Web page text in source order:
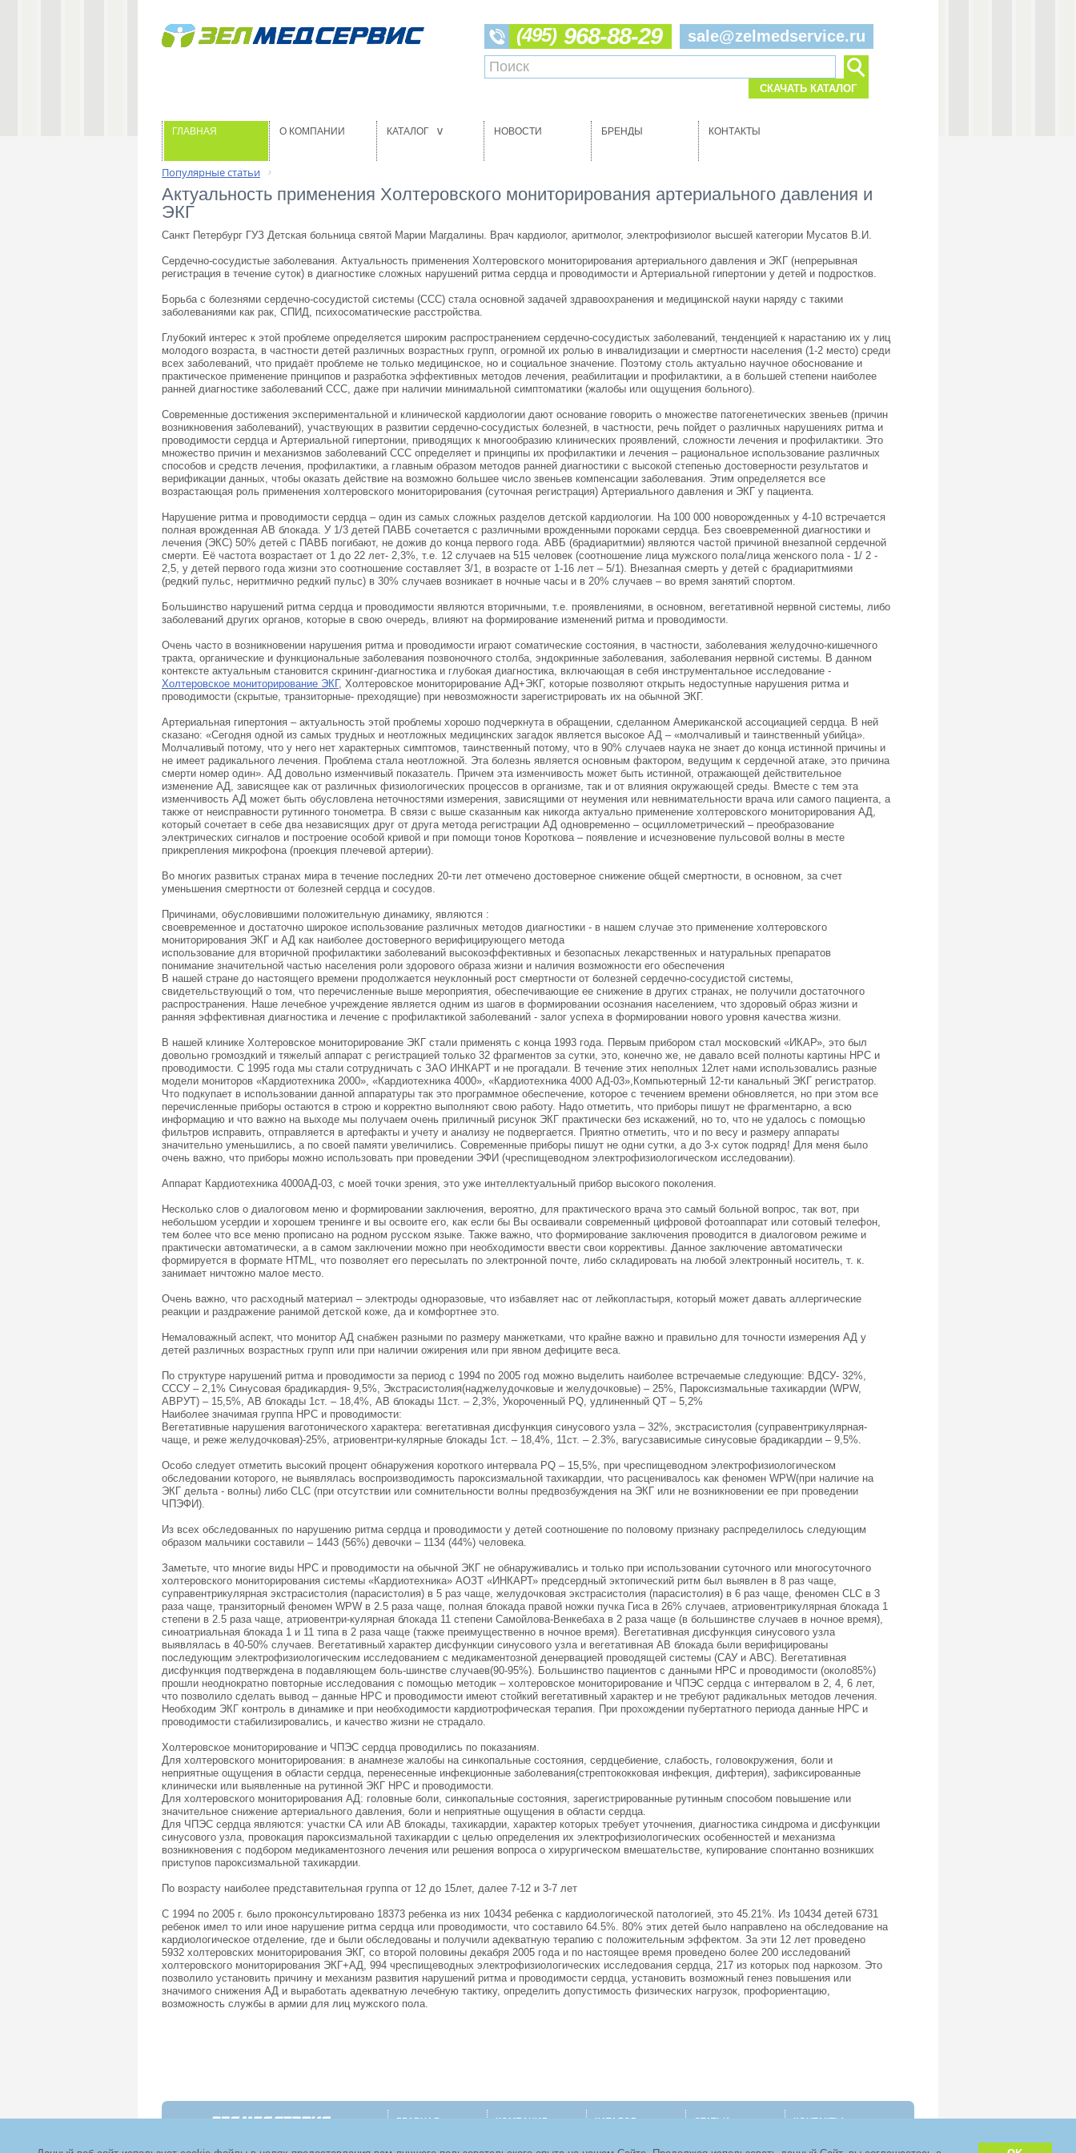
(495) 968-88-29 sale@zelmedservice.ru
СКАЧАТЬ КАТАЛОГ
Популярные статьи ›
Актуальность применения Холтеровского мониторирования артериального давления и
ЭКГ
ГЛАВНАЯ О КОМПАНИИ КАТАЛОГ > НОВОСТИ БРЕНДЫ КОНТАКТЫ
Санкт Петербург ГУЗ Детская больница святой Марии Магдалины. Врач кардиолог, аритмолог, электрофизиолог высшей категории Мусатов В.И.
Сердечно-сосудистые заболевания. Актуальность применения Холтеровского мониторирования артериального давления и ЭКГ (непрерывная
регистрация в течение суток) в диагностике сложных нарушений ритма сердца и проводимости и Артериальной гипертонии у детей и подростков.
Борьба с болезнями сердечно-сосудистой системы (ССС) стала основной задачей здравоохранения и медицинской науки наряду с такими
заболеваниями как рак, СПИД, психосоматические расстройства.
Глубокий интерес к этой проблеме определяется широким распространением сердечно-сосудистых заболеваний, тенденцией к нарастанию их у лиц
молодого возраста, в частности детей различных возрастных групп, огромной их ролью в инвалидизации и смертности населения (1-2 место) среди
всех заболеваний, что придаёт проблеме не только медицинское, но и социальное значение. Поэтому столь актуально научное обоснование и
практическое применение принципов и разработка эффективных методов лечения, реабилитации и профилактики, а в большей степени наиболее
ранней диагностике заболеваний ССС, даже при наличии минимальной симптоматики (жалобы или ощущения больного).
Современные достижения экспериментальной и клинической кардиологии дают основание говорить о множестве патогенетических звеньев (причин
возникновения заболеваний), участвующих в развитии сердечно-сосудистых болезней, в частности, речь пойдет о различных нарушениях ритма и
проводимости сердца и Артериальной гипертонии, приводящих к многообразию клинических проявлений, сложности лечения и профилактики. Это
множество причин и механизмов заболеваний ССС определяет и принципы их профилактики и лечения – рациональное использование различных
способов и средств лечения, профилактики, а главным образом методов ранней диагностики с высокой степенью достоверности результатов и
верификации данных, чтобы оказать действие на возможно большее число звеньев компенсации заболевания. Этим определяется все
возрастающая роль применения холтеровского мониторирования (суточная регистрация) Артериального давления и ЭКГ у пациента.
Нарушение ритма и проводимости сердца – один из самых сложных разделов детской кардиологии. На 100 000 новорожденных у 4-10 встречается
полная врожденная АВ блокада. У 1/3 детей ПАВБ сочетается с различными врожденными пороками сердца. Без своевременной диагностики и
лечения (ЭКС) 50% детей с ПАВБ погибают, не дожив до конца первого года. АВБ (брадиаритмии) являются частой причиной внезапной сердечной
смерти. Её частота возрастает от 1 до 22 лет- 2,3%, т.е. 12 случаев на 515 человек (соотношение лица мужского пола/лица женского пола - 1/ 2 -
2,5, у детей первого года жизни это соотношение составляет 3/1, в возрасте от 1-16 лет – 5/1). Внезапная смерть у детей с брадиаритмиями
(редкий пульс, неритмично редкий пульс) в 30% случаев возникает в ночные часы и в 20% случаев – во время занятий спортом.
Большинство нарушений ритма сердца и проводимости являются вторичными, т.е. проявлениями, в основном, вегетативной нервной системы, либо
заболеваний других органов, которые в свою очередь, влияют на формирование изменений ритма и проводимости.
Очень часто в возникновении нарушения ритма и проводимости играют соматические состояния, в частности, заболевания желудочно-кишечного
тракта, органические и функциональные заболевания позвоночного столба, эндокринные заболевания, заболевания нервной системы. В данном
контексте актуальным становится скрининг-диагностика и глубокая диагностика, включающая в себя инструментальное исследование -
Холтеровское мониторирование ЭКГ, Холтеровское мониторирование АД+ЭКГ, которые позволяют открыть недоступные нарушения ритма и
проводимости (скрытые, транзиторные- преходящие) при невозможности зарегистрировать их на обычной ЭКГ.
Артериальная гипертония – актуальность этой проблемы хорошо подчеркнута в обращении, сделанном Американской ассоциацией сердца. В ней
сказано: «Сегодня одной из самых трудных и неотложных медицинских загадок является высокое АД – «молчаливый и таинственный убийца».
Молчаливый потому, что у него нет характерных симптомов, таинственный потому, что в 90% случаев наука не знает до конца истинной причины и
не имеет радикального лечения. Проблема стала неотложной. Эта болезнь является основным фактором, ведущим к сердечной атаке, это причина
смерти номер один». АД довольно изменчивый показатель. Причем эта изменчивость может быть истинной, отражающей действительное
изменение АД, зависящее как от различных физиологических процессов в организме, так и от влияния окружающей среды. Вместе с тем эта
изменчивость АД может быть обусловлена неточностями измерения, зависящими от неумения или невнимательности врача или самого пациента, а
также от неисправности рутинного тонометра. В связи с выше сказанным как никогда актуально применение холтеровского мониторирования АД,
который сочетает в себе два независящих друг от друга метода регистрации АД одновременно – осциллометрический – преобразование
электрических сигналов и построение особой кривой и при помощи тонов Короткова – появление и исчезновение пульсовой волны в месте
прикрепления микрофона (проекция плечевой артерии).
Во многих развитых странах мира в течение последних 20-ти лет отмечено достоверное снижение общей смертности, в основном, за счет
уменьшения смертности от болезней сердца и сосудов.
Причинами, обусловившими положительную динамику, являются :
своевременное и достаточно широкое использование различных методов диагностики - в нашем случае это применение холтеровского
мониторирования ЭКГ и АД как наиболее достоверного верифицирующего метода
использование для вторичной профилактики заболеваний высокоэффективных и безопасных лекарственных и натуральных препаратов
понимание значительной частью населения роли здорового образа жизни и наличия возможности его обеспечения
В нашей стране до настоящего времени продолжается неуклонный рост смертности от болезней сердечно-сосудистой системы,
свидетельствующий о том, что перечисленные выше мероприятия, обеспечивающие ее снижение в других странах, не получили достаточного
распространения. Наше лечебное учреждение является одним из шагов в формировании осознания населением, что здоровый образ жизни и
ранняя эффективная диагностика и лечение с профилактикой заболеваний - залог успеха в формировании нового уровня качества жизни.
В нашей клинике Холтеровское мониторирование ЭКГ стали применять с конца 1993 года. Первым прибором стал московский «ИКАР», это был
довольно громоздкий и тяжелый аппарат с регистрацией только 32 фрагментов за сутки, это, конечно же, не давало всей полноты картины НРС и
проводимости. С 1995 года мы стали сотрудничать с ЗАО ИНКАРТ и не прогадали. В течение этих неполных 12лет нами использовались разные
модели мониторов «Кардиотехника 2000», «Кардиотехника 4000», «Кардиотехника 4000 АД-03»,Компьютерный 12-ти канальный ЭКГ регистратор.
Что подкупает в использовании данной аппаратуры так это программное обеспечение, которое с течением времени обновляется, но при этом все
перечисленные приборы остаются в строю и корректно выполняют свою работу. Надо отметить, что приборы пишут не фрагментарно, а всю
информацию и что важно на выходе мы получаем очень приличный рисунок ЭКГ практически без искажений, но то, что не удалось с помощью
фильтров исправить, отправляется в артефакты и учету и анализу не подвергается. Приятно отметить, что и по весу и размеру аппараты
значительно уменьшились, а по своей памяти увеличились. Современные приборы пишут не одни сутки, а до 3-х суток подряд! Для меня было
очень важно, что приборы можно использовать при проведении ЭФИ (чреспищеводном электрофизиологическом исследовании).
Аппарат Кардиотехника 4000АД-03, с моей точки зрения, это уже интеллектуальный прибор высокого поколения.
Несколько слов о диалоговом меню и формировании заключения, вероятно, для практического врача это самый больной вопрос, так вот, при
небольшом усердии и хорошем тренинге и вы освоите его, как если бы Вы осваивали современный цифровой фотоаппарат или сотовый телефон,
тем более что все меню прописано на родном русском языке. Также важно, что формирование заключения проводится в диалоговом режиме и
практически автоматически, а в самом заключении можно при необходимости ввести свои коррективы. Данное заключение автоматически
формируется в формате HTML, что позволяет его пересылать по электронной почте, либо складировать на любой электронный носитель, т. к.
занимает ничтожно малое место.
Очень важно, что расходный материал – электроды одноразовые, что избавляет нас от лейкопластыря, который может давать аллергические
реакции и раздражение ранимой детской коже, да и комфортнее это.
Немаловажный аспект, что монитор АД снабжен разными по размеру манжетками, что крайне важно и правильно для точности измерения АД у
детей различных возрастных групп или при наличии ожирения или при явном дефиците веса.
По структуре нарушений ритма и проводимости за период с 1994 по 2005 год можно выделить наиболее встречаемые следующие: ВДСУ- 32%,
СССУ – 2,1% Синусовая брадикардия- 9,5%, Экстрасистолия(наджелудочковые и желудочковые) – 25%, Пароксизмальные тахикардии (WPW,
АВРУТ) – 15,5%, АВ блокады 1ст. – 18,4%, АВ блокады 11ст. – 2,3%, Укороченный PQ, удлиненный QT – 5,2%
Наиболее значимая группа НРС и проводимости:
Вегетативные нарушения ваготонического характера: вегетативная дисфункция синусового узла – 32%, экстрасистолия (суправентрикулярная-
чаще, и реже желудочковая)-25%, атриовентри-кулярные блокады 1ст. – 18,4%, 11ст. – 2.3%, вагусзависимые синусовые брадикардии – 9,5%.
Особо следует отметить высокий процент обнаружения короткого интервала PQ – 15,5%, при чреспищеводном электрофизиологическом
обследовании которого, не выявлялась воспроизводимость пароксизмальной тахикардии, что расценивалось как феномен WPW(при наличие на
ЭКГ дельта - волны) либо CLC (при отсутствии или сомнительности волны предвозбуждения на ЭКГ или не возникновении ее при проведении
ЧПЭФИ).
Из всех обследованных по нарушению ритма сердца и проводимости у детей соотношение по половому признаку распределилось следующим
образом мальчики составили – 1443 (56%) девочки – 1134 (44%) человека.
Заметьте, что многие виды НРС и проводимости на обычной ЭКГ не обнаруживались и только при использовании суточного или многосуточного
холтеровского мониторирования системы «Кардиотехника» АОЗТ «ИНКАРТ» предсердный эктопический ритм был выявлен в 8 раз чаще,
суправентрикулярная экстрасистолия (парасистолия) в 5 раз чаще, желудочковая экстрасистолия (парасистолия) в 6 раз чаще, феномен CLC в 3
раза чаще, транзиторный феномен WPW в 2.5 раза чаще, полная блокада правой ножки пучка Гиса в 26% случаев, атриовентрикулярная блокада 1
степени в 2.5 раза чаще, атриовентри-кулярная блокада 11 степени Самойлова-Венкебаха в 2 раза чаще (в большинстве случаев в ночное время),
синоатриальная блокада 1 и 11 типа в 2 раза чаще (также преимущественно в ночное время). Вегетативная дисфункция синусового узла
выявлялась в 40-50% случаев. Вегетативный характер дисфункции синусового узла и вегетативная АВ блокада были верифицированы
последующим электрофизиологическим исследованием с медикаментозной денервацией проводящей системы (САУ и АВС). Вегетативная
дисфункция подтверждена в подавляющем боль-шинстве случаев(90-95%). Большинство пациентов с данными НРС и проводимости (около85%)
прошли неоднократно повторные исследования с помощью методик – холтеровское мониторирование и ЧПЭС сердца с интервалом в 2, 4, 6 лет,
что позволило сделать вывод – данные НРС и проводимости имеют стойкий вегетативный характер и не требуют радикальных методов лечения.
Необходим ЭКГ контроль в динамике и при необходимости кардиотрофическая терапия. При прохождении пубертатного периода данные НРС и
проводимости стабилизировались, и качество жизни не страдало.
Холтеровское мониторирование и ЧПЭС сердца проводились по показаниям.
Для холтеровского мониторирования: в анамнезе жалобы на синкопальные состояния, сердцебиение, слабость, головокружения, боли и
неприятные ощущения в области сердца, перенесенные инфекционные заболевания(стрептококковая инфекция, дифтерия), зафиксированные
клинически или выявленные на рутинной ЭКГ НРС и проводимости.
Для холтеровского мониторирования АД: головные боли, синкопальные состояния, зарегистрированные рутинным способом повышение или
значительное снижение артериального давления, боли и неприятные ощущения в области сердца.
Для ЧПЭС сердца являются: участки СА или АВ блокады, тахикардии, характер которых требует уточнения, диагностика синдрома и дисфункции
синусового узла, провокация пароксизмальной тахикардии с целью определения их электрофизиологических особенностей и механизма
возникновения с подбором медикаментозного лечения или решения вопроса о хирургическом вмешательстве, купирование спонтанно возникших
приступов пароксизмальной тахикардии.
По возрасту наиболее представительная группа от 12 до 15лет, далее 7-12 и 3-7 лет
С 1994 по 2005 г. было проконсультировано 18373 ребенка из них 10434 ребенка с кардиологической патологией, это 45.21%. Из 10434 детей 6731
ребенок имел то или иное нарушение ритма сердца или проводимости, что составило 64.5%. 80% этих детей было направлено на обследование на
кардиологическое отделение, где и были обследованы и получили адекватную терапию с положительным эффектом. За эти 12 лет проведено
5932 холтеровских мониторирования ЭКГ, со второй половины декабря 2005 года и по настоящее время проведено более 200 исследований
холтеровского мониторирования ЭКГ+АД, 994 чреспищеводных электрофизиологических исследования сердца, 217 из которых под наркозом. Это
позволило установить причину и механизм развития нарушений ритма и проводимости сердца, установить возможный генез повышения или
значимого снижения АД и выработать адекватную лечебную тактику, определить допустимость физических нагрузок, профориентацию,
возможность службы в армии для лиц мужского пола.
ГЛАВНАЯ КОМПАНИЯ КАТАЛОГ СТАТЬИ КОНТАКТЫ